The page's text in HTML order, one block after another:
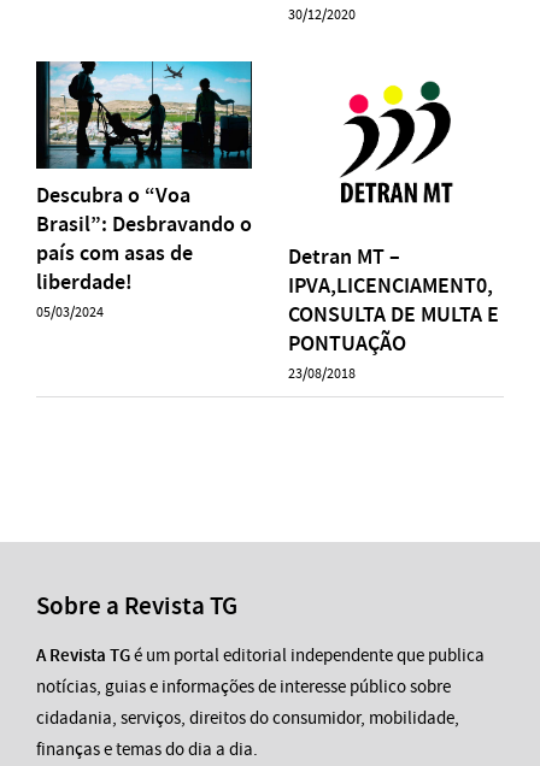
30/12/2020
Descubra o “Voa
Brasil”: Desbravando o
país com asas de
liberdade!
05/03/2024
Detran MT –
IPVA,LICENCIAMENT0,
CONSULTA DE MULTA E
PONTUAÇÃO
23/08/2018
Sobre a Revista TG
A Revista TGé um portal editorial independente que publica
notícias, guias e informações de interesse público sobre
cidadania, serviços, direitos do consumidor, mobilidade,
finanças e temas do dia a dia.